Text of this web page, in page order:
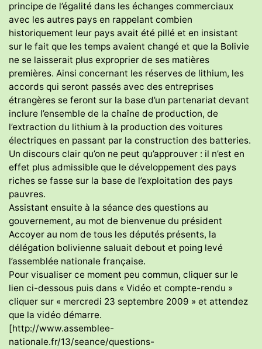
principe de l’égalité dans les échanges commerciaux
avec les autres pays en rappelant combien
historiquement leur pays avait été pillé et en insistant
sur le fait que les temps avaient changé et que la Bolivie
ne se laisserait plus exproprier de ses matières
premières. Ainsi concernant les réserves de lithium, les
accords qui seront passés avec des entreprises
étrangères se feront sur la base d’un partenariat devant
inclure l’ensemble de la chaîne de production, de
l’extraction du lithium à la production des voitures
électriques en passant par la construction des batteries.
Un discours clair qu’on ne peut qu’approuver : il n’est en
effet plus admissible que le développement des pays
riches se fasse sur la base de l’exploitation des pays
pauvres.
Assistant ensuite à la séance des questions au
gouvernement, au mot de bienvenue du président
Accoyer au nom de tous les députés présents, la
délégation bolivienne saluait debout et poing levé
l’assemblée nationale française.
Pour visualiser ce moment peu commun, cliquer sur le
lien ci-dessous puis dans « Vidéo et compte-rendu »
cliquer sur « mercredi 23 septembre 2009 » et attendez
que la vidéo démarre.
[http://www.assemblee-
nationale.fr/13/seance/questions-